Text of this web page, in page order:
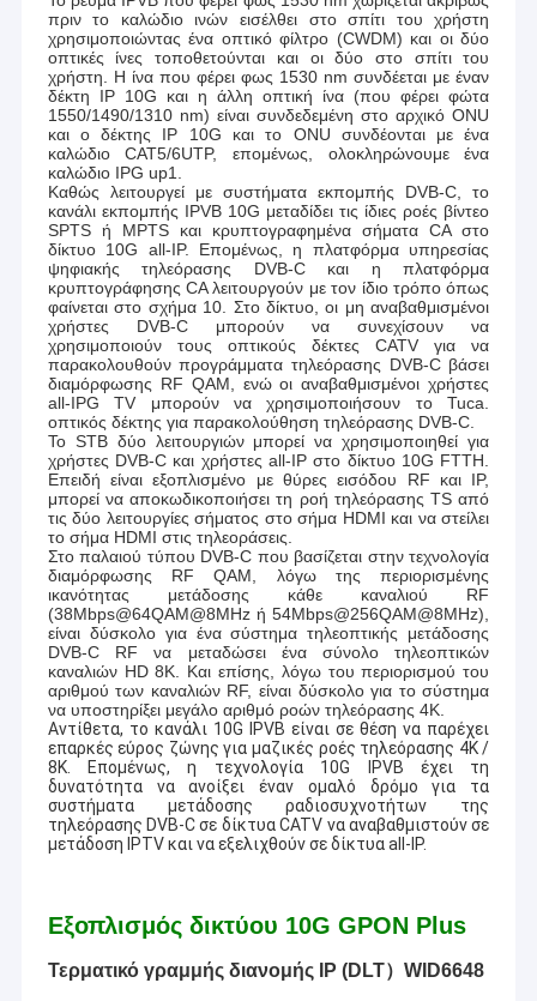
πριν το καλώδιο ινών εισέλθει στο σπίτι του χρήστη
χρησιμοποιώντας ένα οπτικό φίλτρο (CWDM) και οι δύο
οπτικές ίνες τοποθετούνται και οι δύο στο σπίτι του
χρήστη. Η ίνα που φέρει φως 1530 nm συνδέεται με έναν
δέκτη IP 10G και η άλλη οπτική ίνα (που φέρει φώτα
1550/1490/1310 nm) είναι συνδεδεμένη στο αρχικό ONU
και ο δέκτης IP 10G και το ONU συνδέονται με ένα
καλώδιο CAT5/6UTP, επομένως, ολοκληρώνουμε ένα
καλώδιο IPG up1.
Καθώς λειτουργεί με συστήματα εκπομπής DVB-C, το
κανάλι εκπομπής IPVB 10G μεταδίδει τις ίδιες ροές βίντεο
SPTS ή MPTS και κρυπτογραφημένα σήματα CA στο
δίκτυο 10G all-IP. Επομένως, η πλατφόρμα υπηρεσίας
ψηφιακής τηλεόρασης DVB-C και η πλατφόρμα
κρυπτογράφησης CA λειτουργούν με τον ίδιο τρόπο όπως
φαίνεται στο σχήμα 10. Στο δίκτυο, οι μη αναβαθμισμένοι
χρήστες DVB-C μπορούν να συνεχίσουν να
χρησιμοποιούν τους οπτικούς δέκτες CATV για να
παρακολουθούν προγράμματα τηλεόρασης DVB-C βάσει
διαμόρφωσης RF QAM, ενώ οι αναβαθμισμένοι χρήστες
all-IPG TV μπορούν να χρησιμοποιήσουν το Tuca.
οπτικός δέκτης για παρακολούθηση τηλεόρασης DVB-C.
Το STB δύο λειτουργιών μπορεί να χρησιμοποιηθεί για
χρήστες DVB-C και χρήστες all-IP στο δίκτυο 10G FTTH.
Επειδή είναι εξοπλισμένο με θύρες εισόδου RF και IP,
μπορεί να αποκωδικοποιήσει τη ροή τηλεόρασης TS από
τις δύο λειτουργίες σήματος στο σήμα HDMI και να στείλει
το σήμα HDMI στις τηλεοράσεις.
Στο παλαιού τύπου DVB-C που βασίζεται στην τεχνολογία
διαμόρφωσης RF QAM, λόγω της περιορισμένης
ικανότητας μετάδοσης κάθε καναλιού RF
(38Mbps@64QAM@8MHz ή 54Mbps@256QAM@8MHz),
είναι δύσκολο για ένα σύστημα τηλεοπτικής μετάδοσης
DVB-C RF να μεταδώσει ένα σύνολο τηλεοπτικών
καναλιών HD 8K. Και επίσης, λόγω του περιορισμού του
αριθμού των καναλιών RF, είναι δύσκολο για το σύστημα
να υποστηρίξει μεγάλο αριθμό ροών τηλεόρασης 4K.
Αντίθετα, το κανάλι 10G IPVB είναι σε θέση να παρέχει
επαρκές εύρος ζώνης για μαζικές ροές τηλεόρασης 4K /
8K. Επομένως, η τεχνολογία 10G IPVB έχει τη
δυνατότητα να ανοίξει έναν ομαλό δρόμο για τα
συστήματα μετάδοσης ραδιοσυχνοτήτων της
τηλεόρασης DVB-C σε δίκτυα CATV να αναβαθμιστούν σε
μετάδοση IPTV και να εξελιχθούν σε δίκτυα all-IP.
Εξοπλισμός δικτύου 10G GPON Plus
Τερματικό γραμμής διανομής IP (DLT）WID6648